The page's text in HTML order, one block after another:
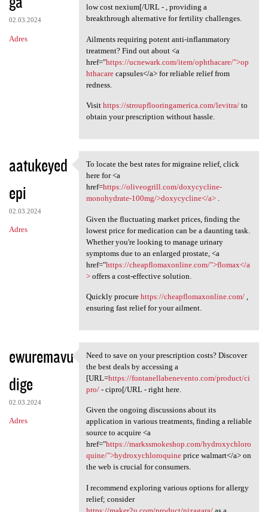
02.03.2024
Adres
low cost nexium[/URL - , providing a
breakthrough alternative for fertility challenges.
Ailments requiring potent anti-inflammatory
treatment? Find out about <a
href="https://ucnewark.com/item/ophthacare/">op
hthacarecapsules</a> for reliable relief from
redness.
Visit https://stroupflooringamerica.com/levitra/to
obtain your prescription without hassle.
aatukeyed
epi
02.03.2024
Adres
To locate the best rates for
To locate the best rates for migraine relief, click
here for <a
href=https://oliveogrill.com/doxycycline-
monohydrate-100mg/>doxycycline</a>.
Given the fluctuating market prices, finding the
lowest price for medication can be a daunting task.
Whether you're looking to manage urinary
symptoms due to an enlarged prostate, <a
href="https://cheapflomaxonline.com/">flomax</a
>offers a cost-effective solution.
Quickly procure https://cheapflomaxonline.com/,
ensuring fast relief for your ailment.
ewuremavu
dige
02.03.2024
Adres
Need to save on your
Need to save on your prescription costs? Discover
the best deals by accessing a
[URL=https://fontanellabenevento.com/product/ci
pro/- cipro[/URL - right here.
Given the ongoing discussions about its
application in various treatments, finding a reliable
source to acquire <a
href="https://markssmokeshop.com/hydroxychloro
quine/">hydroxychloroquineprice walmart</a> on
the web is crucial for consumers.
I recommend exploring various options for allergy
relief; consider